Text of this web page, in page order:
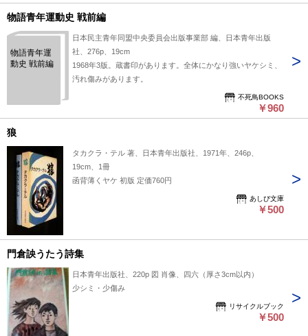
物語青年運動史 戦前編
物語青年運
動史 戦前編
日本民主青年同盟中央委員会出版事業部 編、日本青年出版
社、276p、19cm
1968年3版。蔵書印があります。全体にかなり強いヤケシミ、
汚れ傷みがあります。
不死鳥BOOKS
￥960
狼
タカクラ・テル 著、日本青年出版社、1971年、246p、
19cm、1冊
函背薄くヤケ 初版 定価760円
あしび文庫
￥500
門倉詇うたう詩集
日本青年出版社、220p 図 肖像、四六（厚さ3cm以内）
少シミ・少傷み
リサイクルブック
￥500